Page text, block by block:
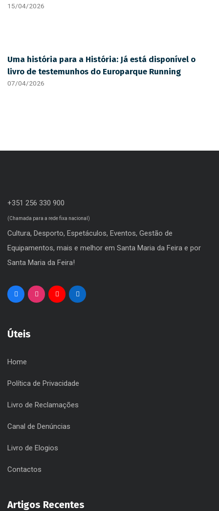
15/04/2026
Uma história para a História: Já está disponível o
livro de testemunhos do Europarque Running
07/04/2026
+351 256 330 900
(Chamada para a rede fixa nacional)
Cultura, Desporto, Espetáculos, Eventos, Gestão de
Equipamentos, mais e melhor em Santa Maria da Feira e por
Santa Maria da Feira!
Úteis
Home
Política de Privacidade
Livro de Reclamações
Canal de Denúncias
Livro de Elogios
Contactos
Artigos Recentes